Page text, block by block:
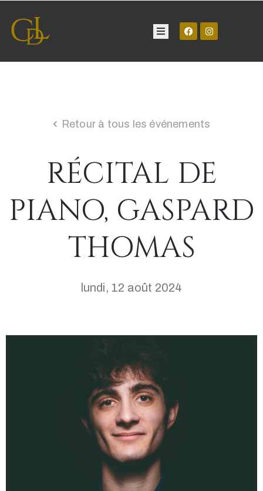
Manifestations
Contact
Retour à tous les événements
RÉCITAL DE
PIANO, GASPARD
THOMAS
lundi, 12 août 2024